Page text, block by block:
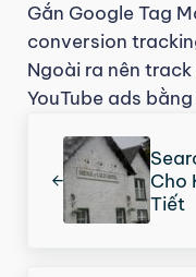
Gắn Google Tag
conversion
Ngoài ra nên
YouTube ads
Cho
Tiết